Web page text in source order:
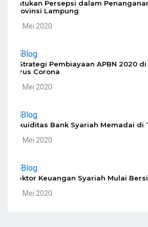
Satukan Persepsi dalam
Provinsi Lampung
10 Mei 2020
5 Strategi Pembiayaan APBN 2020
Virus Corona
10 Mei 2020
Likuiditas Bank Syariah Memadai di
10 Mei 2020
Sektor Keuangan Syariah Mulai
10 Mei 2020